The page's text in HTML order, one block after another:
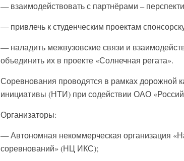
— взаимодействовать с партнёрами –
— привлечь к студенческим проектам
— наладить межвузовские связи и
объединить их в проекте «Солнечная регата».
Соревнования проводятся в рамках дорожной
инициативы (НТИ) при содействии ОАО
Организаторы:
— Автономная некоммерческая организация
соревнований» (НЦ ИКС);